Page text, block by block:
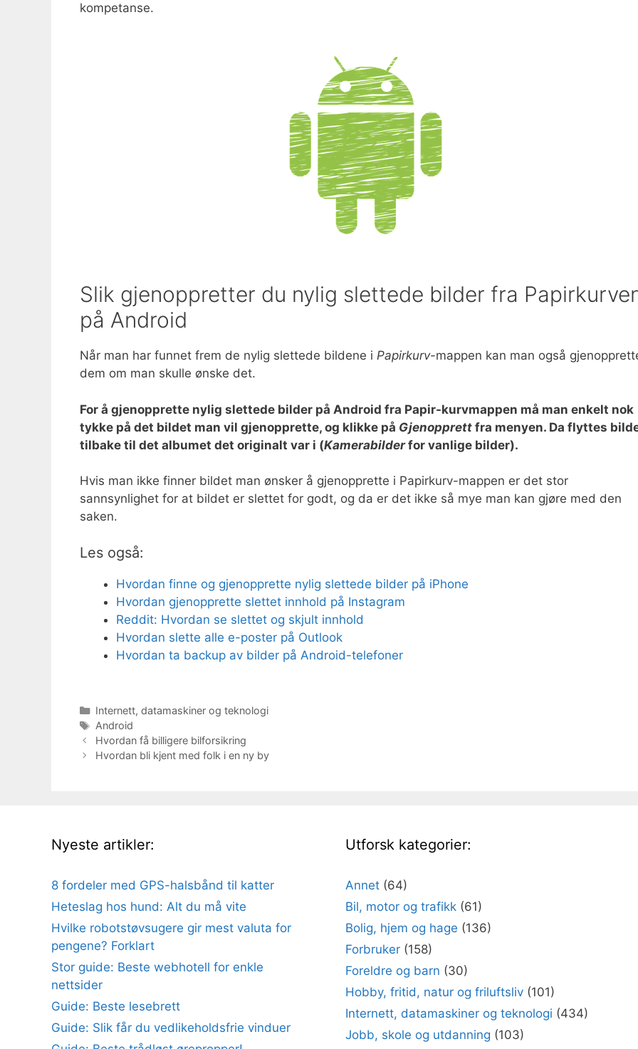
kompetanse.
Slik gjenoppretter du nylig slettede bilder fra
på Android
Når man har funnet frem de nylig slettede bildene i Papirkurv-mappen kan man også
dem om man skulle ønske det.
For å gjenopprette nylig slettede bilder på Android fra Papir-kurvmappen må man enkelt nok
tykke på det bildet man vil gjenopprette, og klikke på Gjenopprett fra menyen. Da flyttes
tilbake til det albumet det originalt var i (Kamerabilderfor vanlige bilder).
Hvis man ikke finner bildet man ønsker å gjenopprette i Papirkurv-mappen er det stor
sannsynlighet for at bildet er slettet for godt, og da er det ikke så mye man kan gjøre med den
saken.
Les også:
Hvordan finne og gjenopprette nylig slettede bilder på iPhone
Hvordan gjenopprette slettet innhold på Instagram
Reddit: Hvordan se slettet og skjult innhold
Hvordan slette alle e-poster på Outlook
Hvordan ta backup av bilder på Android-telefoner
Kategorier
Internett, datamaskiner og teknologi
Stikkord
Android
Hvordan få billigere bilforsikring
Hvordan bli kjent med folk i en ny by
Nyeste artikler:
8 fordeler med GPS-halsbånd til katter
Heteslag hos hund: Alt du må vite
Hvilke robotstøvsugere gir mest valuta for
pengene? Forklart
Stor guide: Beste webhotell for enkle
nettsider
Guide: Beste lesebrett
Guide: Slik får du vedlikeholdsfrie vinduer
Utforsk kategorier:
Annet (64)
Bil, motor og trafikk (61)
Bolig, hjem og hage (136)
Forbruker (158)
Foreldre og barn (30)
Hobby, fritid, natur og friluftsliv (101)
Internett, datamaskiner og teknologi (434)
Jobb, skole og utdanning (103)